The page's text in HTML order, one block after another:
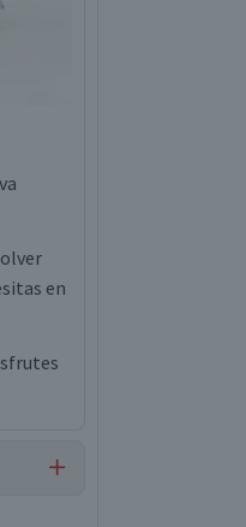
en